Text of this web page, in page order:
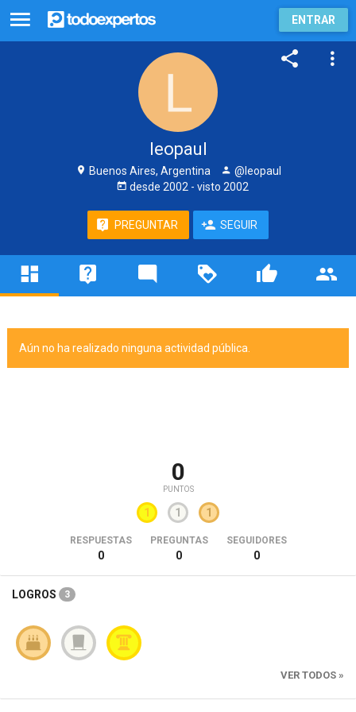
ENTRAR
leopaul
Buenos Aires, Argentina
@leopaul
desde 2002 - visto 2002
PREGUNTAR SEGUIR
Aún no ha realizado ninguna actividad pública.
0
PUNTOS
1 1 1
RESPUESTAS
0
PREGUNTAS
0
SEGUIDORES
0
LOGROS 3
VER TODOS »